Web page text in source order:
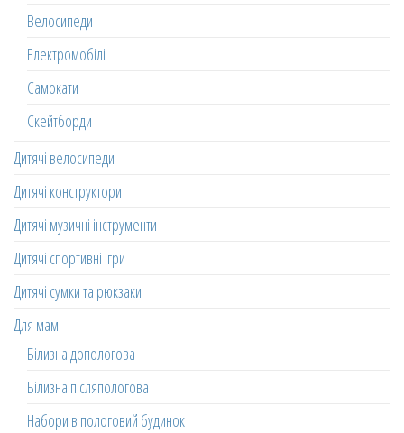
Велосипеди
Електромобілі
Самокати
Скейтборди
Дитячі велосипеди
Дитячі конструктори
Дитячі музичні інструменти
Дитячі спортивні ігри
Дитячі сумки та рюкзаки
Для мам
Білизна допологова
Білизна післяпологова
Набори в пологовий будинок